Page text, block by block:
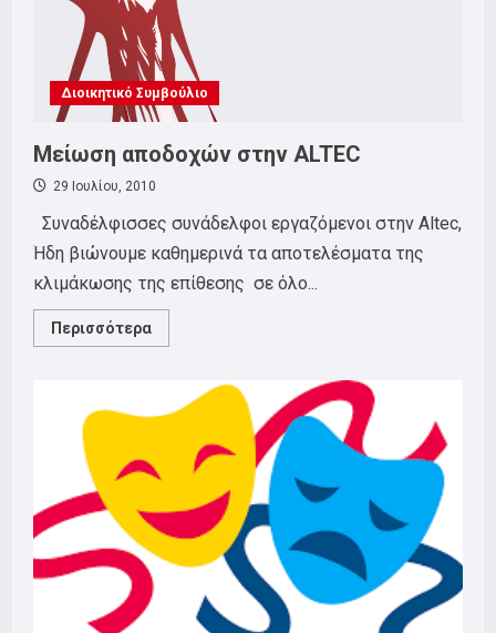
Διοικητικό Συμβούλιο
Μείωση αποδοχών στην ALTEC
29 Ιουλίου, 2010
Συναδέλφισσες συνάδελφοι εργαζόμενοι στην Altec,
Ήδη βιώνουμε καθημερινά τα αποτελέσματα της
κλιμάκωσης της επίθεσης σε όλο...
Περισσότερα
more
αποδοχών
στην
ALTEC